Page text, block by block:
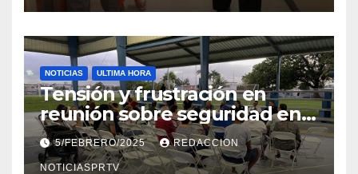
NOTICIAS ULTIMA HORA
Tensión y frustración en
reunión sobre seguridad en
Reparto Metropolitano
5/FEBRERO/2025 REDACCION
NOTICIASPRTV